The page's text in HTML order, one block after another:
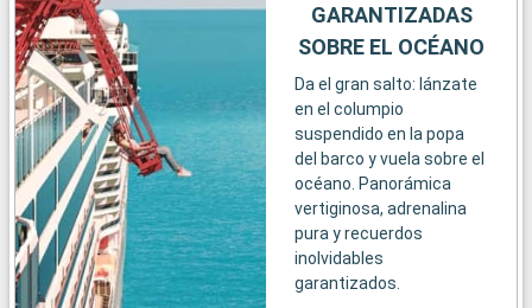
GARANTIZADAS
SOBRE EL OCÉANO
Da el gran salto: lánzate
en el columpio
suspendido en la popa
del barco y vuela sobre el
océano. Panorámica
vertiginosa, adrenalina
pura y recuerdos
inolvidables
garantizados.